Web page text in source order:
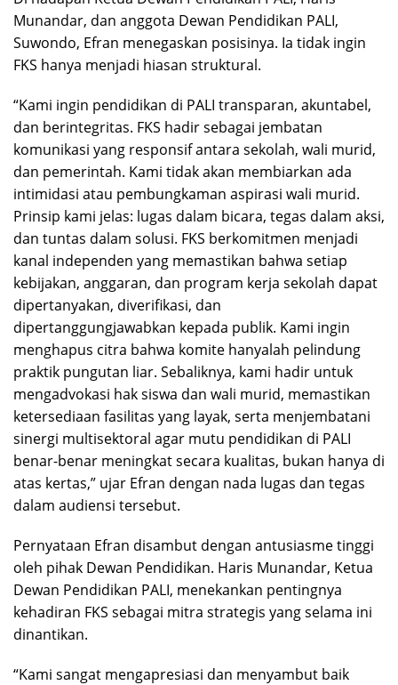
Munandar, dan anggota Dewan Pendidikan PALI,
Suwondo, Efran menegaskan posisinya. Ia tidak ingin
FKS hanya menjadi hiasan struktural.
“Kami ingin pendidikan di PALI transparan, akuntabel,
dan berintegritas. FKS hadir sebagai jembatan
komunikasi yang responsif antara sekolah, wali murid,
dan pemerintah. Kami tidak akan membiarkan ada
intimidasi atau pembungkaman aspirasi wali murid.
Prinsip kami jelas: lugas dalam bicara, tegas dalam aksi,
dan tuntas dalam solusi. FKS berkomitmen menjadi
kanal independen yang memastikan bahwa setiap
kebijakan, anggaran, dan program kerja sekolah dapat
dipertanyakan, diverifikasi, dan
dipertanggungjawabkan kepada publik. Kami ingin
menghapus citra bahwa komite hanyalah pelindung
praktik pungutan liar. Sebaliknya, kami hadir untuk
mengadvokasi hak siswa dan wali murid, memastikan
ketersediaan fasilitas yang layak, serta menjembatani
sinergi multisektoral agar mutu pendidikan di PALI
benar-benar meningkat secara kualitas, bukan hanya di
atas kertas,” ujar Efran dengan nada lugas dan tegas
dalam audiensi tersebut.
Pernyataan Efran disambut dengan antusiasme tinggi
oleh pihak Dewan Pendidikan. Haris Munandar, Ketua
Dewan Pendidikan PALI, menekankan pentingnya
kehadiran FKS sebagai mitra strategis yang selama ini
dinantikan.
“Kami sangat mengapresiasi dan menyambut baik